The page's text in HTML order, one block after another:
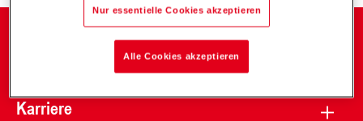
Karriere
Nur essentielle Cookies akzeptieren
Alle Cookies akzeptieren